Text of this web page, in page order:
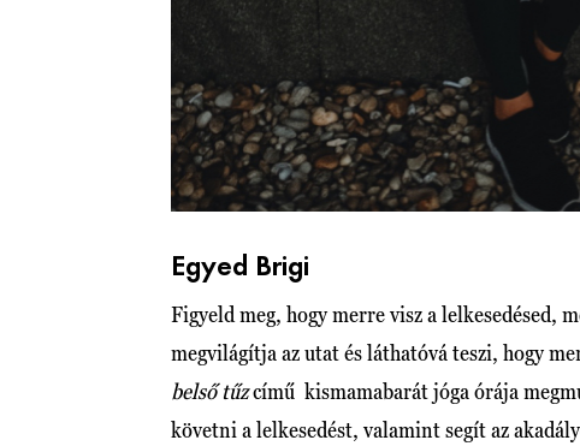
Egyed Brigi
Figyeld meg, hogy merre visz a lelkesedésed,
megvilágítja az utat és láthatóvá teszi, hogy
belső tűzcímű kismamabarát jóga órája
követni a lelkesedést, valamint segít az